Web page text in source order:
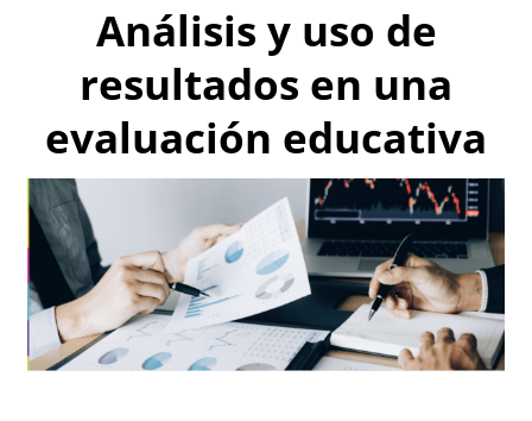
Análisis y uso de
resultados en una
evaluación educativa